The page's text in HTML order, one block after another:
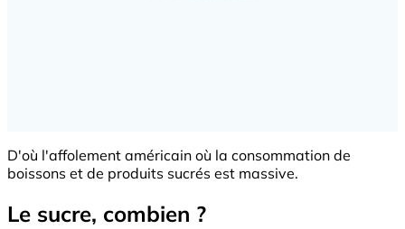
D'où l'affolement américain où la consommation de
boissons et de produits sucrés est massive.
Le sucre, combien ?